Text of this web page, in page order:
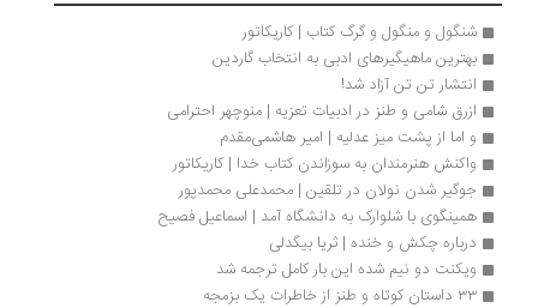
شنگول و منگول و گرگ کتاب | کاریکاتور
بهترین ماهیگیرهای ادبی به انتخاب گاردین
انتشار تن تن آزاد شد!
ازرق شامی و طنز در ادبیات تعزیه | منوچهر احترامی
و اما از پشت میز عدلیه | امیر هاشمی‌مقدم
واکنش هنرمندان به سوزاندن کتاب خدا | کاریکاتور
جوگیر شدن نولان در تلقین | محمدعلی محمدپور
همینگوی با شلوارک به دانشگاه آمد | اسماعیل فصیح
درباره چکش و خنده | ثریا بیگدلی
ویکنت دو نیم شده این بار کامل ترجمه شد